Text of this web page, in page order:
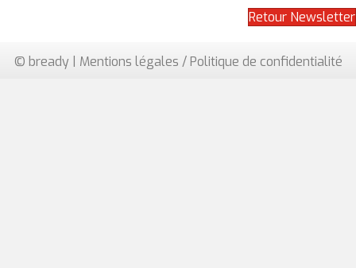
Retour Newsletter
© bready | Mentions légales / Politique de confidentialité